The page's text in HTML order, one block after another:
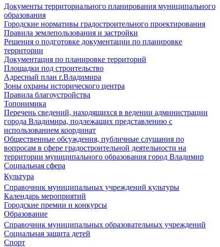
Документы территориального планирования муниципального
образования
Городские нормативы градостроительного проектирования
Правила землепользования и застройки
Решения о подготовке документации по планировке
территории
Документация по планировке территорий
Площадки под строительство
Адресный план г.Владимира
Зоны охраны исторического центра
Правила благоустройства
Топонимика
Перечень сведений, находящихся в ведении администрации
города Владимира, подлежащих представлению с
использованием координат
Общественные обсуждения, публичные слушания по
вопросам в сфере градостроительной деятельности на
территории муниципального образования город Владимир
Социальная сфера
Культура
Справочник муниципальных учреждений культуры
Календарь мероприятий
Городские премии и конкурсы
Образование
Справочник муниципальных образовательных учреждений
Социальная защита детей
Спорт